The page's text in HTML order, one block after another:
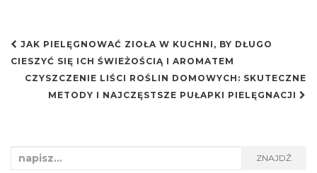
Nawigacja
postu
JAK PIELĘGNOWAĆ ZIOŁA W KUCHNI, BY DŁUGO
CIESZYĆ SIĘ ICH ŚWIEŻOŚCIĄ I AROMATEM
CZYSZCZENIE LIŚCI ROŚLIN DOMOWYCH: SKUTECZNE
METODY I NAJCZĘSTSZE PUŁAPKI PIELĘGNACJI
Search
ZNAJDŹ